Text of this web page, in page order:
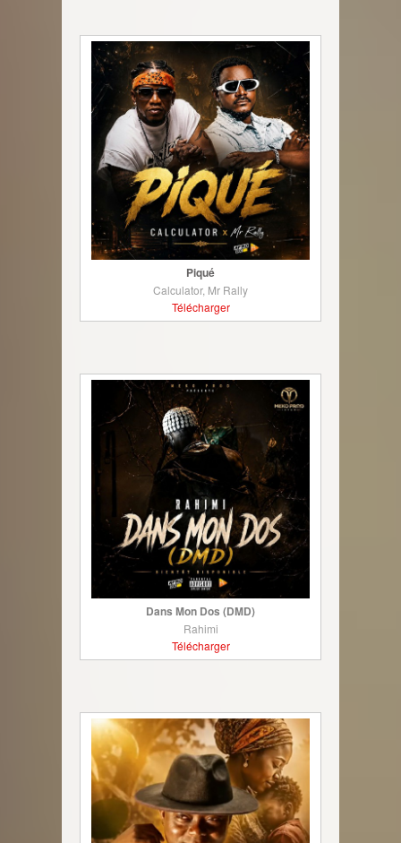
Piqué
Calculator, Mr Rally
Télécharger
Dans Mon Dos (DMD)
Rahimi
Télécharger